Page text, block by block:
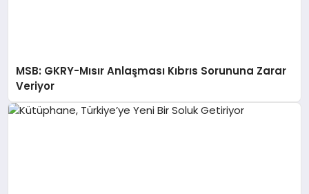
MSB: GKRY-Mısır Anlaşması Kıbrıs Sorununa Zarar
Veriyor